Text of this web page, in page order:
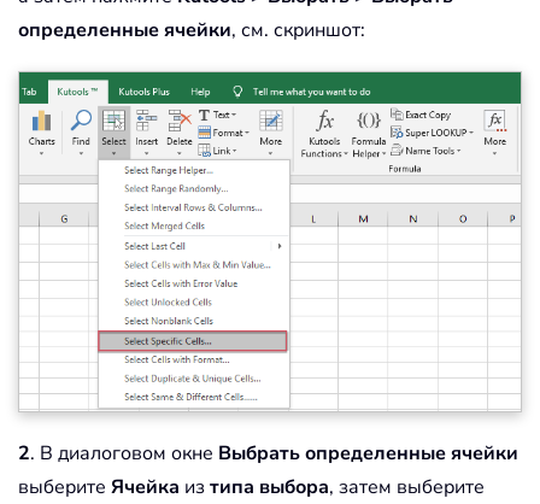
определенные ячейки, см. скриншот:
2. В диалоговом окне Выбрать определенные ячейки
выберите Ячейка изтипа выбора, затем выберите